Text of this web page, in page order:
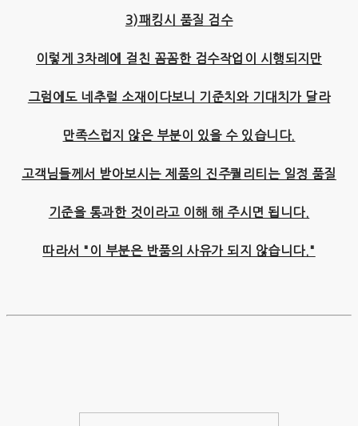
3)패킹시 품질 검수
이렇게 3차례에 걸친 꼼꼼한 검수작업이 시행되지만
그럼에도 네추럴 소재이다보니 기준치와 기대치가 달라
만족스럽지 않은 부분이 있을 수 있습니다.
고객님들께서 받아보시는 제품의 진주퀄리티는 일정 품질
기준을 통과한 것이라고 이해 해 주시면 됩니다.
따라서 "이 부분은 반품의 사유가 되지 않습니다."